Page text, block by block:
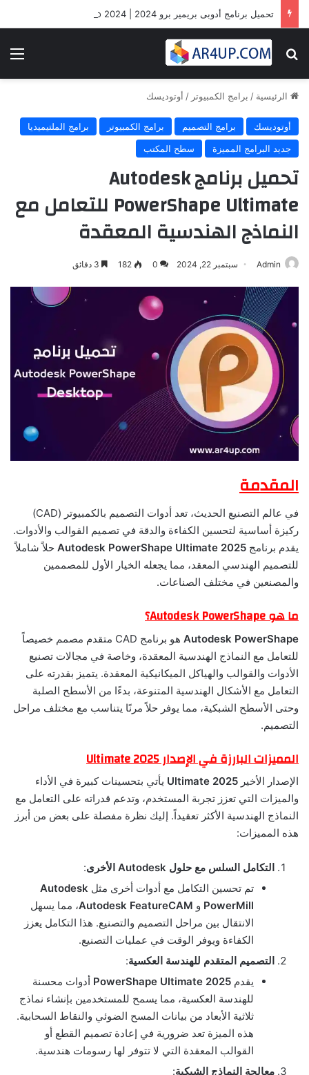
بحث عن
الرئيسية / برامج الكمبيوتر / أوتوديسك
أوتوديسك برامج التصميم برامج الكمبيوتر
برامج الملتيميديا
جديد البرامج المميزة
سطح المكتب
تحميل برنامج Autodesk
PowerShape Ultimate للتعامل مع
النماذج الهندسية المعقدة
Admin سبتمبر 22, 2024 0
182
المقدمة
في عالم التصنيع الحديث، تعد أدوات التصميم بالكمبيوتر (CAD)
ركيزة أساسية لتحسين الكفاءة والدقة في تصميم القوالب والأدوات.
يقدم برنامج Autodesk PowerShape Ultimate 2025 حلاً شاملاً
للتصميم الهندسي المعقد، مما يجعله الخيار الأول للمصممين
والمصنعين في مختلف الصناعات.
ما هو Autodesk PowerShape؟
Autodesk PowerShape
هو برنامج CAD متقدم مصمم خصيصاً
للتعامل مع النماذج الهندسية المعقدة، وخاصة في مجالات تصنيع
الأدوات والقوالب والهياكل الميكانيكية المعقدة. يتميز بقدرته على
التعامل مع الأشكال الهندسية المتنوعة، بدءًا من الأسطح الصلبة
وحتى الأسطح الشبكية، مما يوفر حلاً مرنًا يتناسب مع مختلف مراحل
التصميم.
المميزات البارزة في الإصدار Ultimate 2025
الإصدار الأخير Ultimate 2025 يأتي بتحسينات كبيرة في الأداء
والميزات التي تعزز تجربة المستخدم، وتدعم قدراته على التعامل مع
النماذج الهندسية الأكثر تعقيداً. إليك نظرة مفصلة على بعض من أبرز
هذه المميزات:
التكامل السلس مع حلول Autodesk الأخرى
:
تم تحسين التكامل مع أدوات أخرى مثل Autodesk
PowerMill و Autodesk FeatureCAM، مما يسهل
الانتقال بين مراحل التصميم والتصنيع. هذا التكامل يعزز
الكفاءة ويوفر الوقت في عمليات التصنيع.
التصميم المتقدم للهندسة العكسية:
يقدم PowerShape Ultimate 2025 أدوات محسنة
للهندسة العكسية، مما يسمح للمستخدمين بإنشاء نماذج
ثلاثية الأبعاد من بيانات المسح الضوئي والنقاط السحابية.
هذه الميزة تعد ضرورية في إعادة تصميم القطع أو
القوالب المعقدة التي لا تتوفر لها رسومات هندسية.
معالجة النماذج الشبكية: